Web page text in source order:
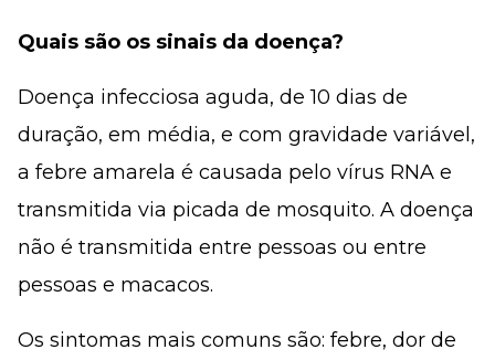
Quais são os sinais da doença?
Doença infecciosa aguda, de 10 dias de
duração, em média, e com gravidade variável,
a febre amarela é causada pelo vírus RNA e
transmitida via picada de mosquito. A doença
não é transmitida entre pessoas ou entre
pessoas e macacos.
Os sintomas mais comuns são: febre, dor de